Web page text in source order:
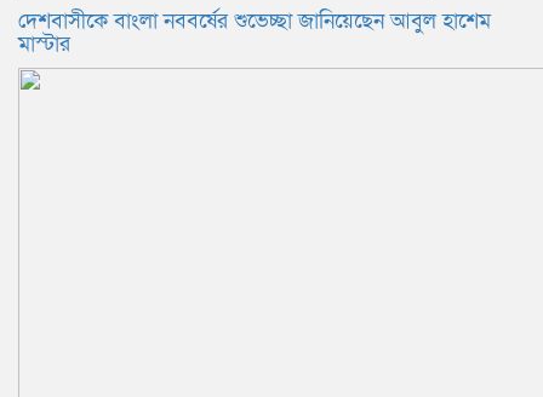
দেশবাসীকে বাংলা নববর্ষের শুভেচ্ছা জানিয়েছেন আবুল হাশেম
মাস্টার